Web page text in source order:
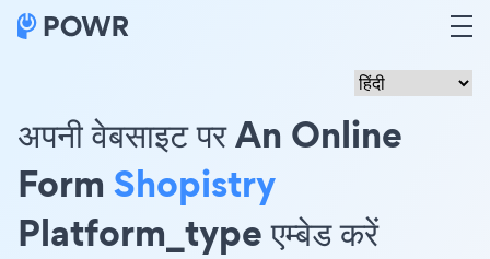
अपनी वेबसाइट पर An Online
Form Shopistry
Platform_type एम्बेड करें